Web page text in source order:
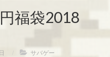
福袋2018
サバゲー